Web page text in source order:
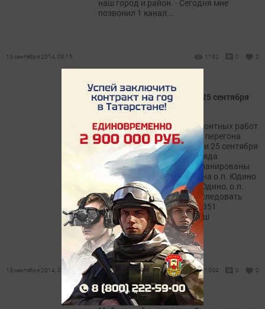
наш город и район. - Сегодня мне
позвонил 1 канал...
13 сентября 2014, 06:15 1182 0 0
Утренние электрички 19 и 25 сентября
изменят расписание
В связи с проведением ремонтных работ
на железнодорожном пути перегона
Юдино-Новое Аракчино 19 и 25 сентября
в организации движения ряда
пригородных поездов запланированы
изменения. Без остановок на о.п. Юдино
Восточный парк, станции Юдино, о.п.
ВРД и о.п. Займище будут следовать
пригородные поезда: - №6351
сообщением Казань - Канаш
(отправление 04:10...
13 сентября 2014, 05:00 1004 0 0